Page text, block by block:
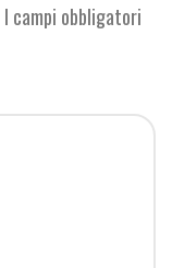
I campi obbligatori